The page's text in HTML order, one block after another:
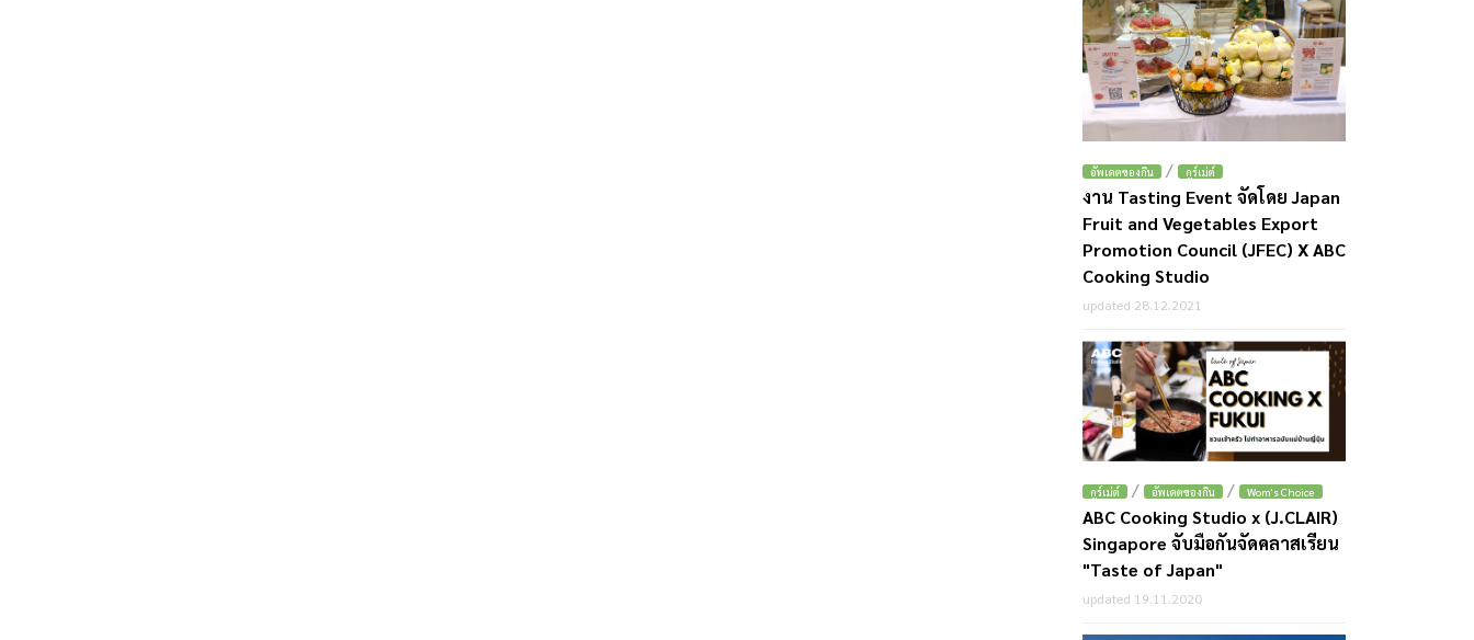
อัพเดตของกิน / กูร์เม่ต์
งาน Tasting Event จัดโดย Japan
Fruit and Vegetables Export
Promotion Council (JFEC) X ABC
Cooking Studio
updated 28.12.2021
กูร์เม่ต์ / อัพเดตของกิน / Wom's Choice
ABC Cooking Studio x (J.CLAIR)
Singapore จับมือกันจัดคลาสเรียน
"Taste of Japan"
updated 19.11.2020